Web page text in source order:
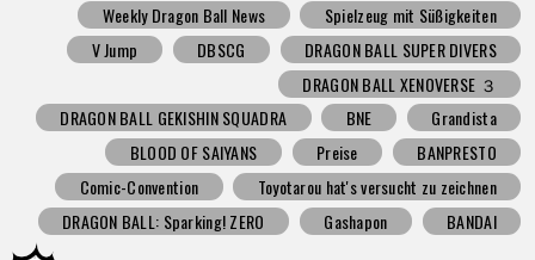
Weekly Dragon Ball News
Spielzeug mit Süßigkeiten
V Jump
DBSCG
DRAGON BALL SUPER DIVERS
DRAGON BALL XENOVERSE ３
DRAGON BALL GEKISHIN SQUADRA
BNE
Grandista
BLOOD OF SAIYANS
Preise
BANPRESTO
Comic-Convention
Toyotarou hat's versucht zu zeichnen
DRAGON BALL: Sparking! ZERO
Gashapon BANDAI